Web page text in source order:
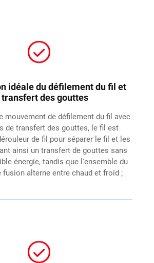
idéale du défilement du fil et
transfert des gouttes
mouvement de défilement du fil avec
de transfert des gouttes, le fil est
de fil pour séparer le fil et les
ainsi un transfert de gouttes sans
énergie, tandis que l'ensemble du
fusion alterne entre chaud et froid ;